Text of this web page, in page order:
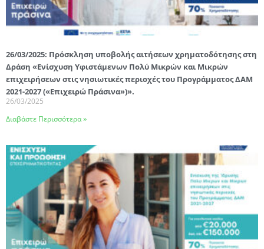
26/03/2025: Πρόσκληση υποβολής αιτήσεων χρηματοδότησης στη
Δράση «Ενίσχυση Υφιστάμενων Πολύ Μικρών και Μικρών
επιχειρήσεων στις νησιωτικές περιοχές του Προγράμματος ΔΑΜ
2021-2027 («Επιχειρώ Πράσινα»)».
26/03/2025
Διαβάστε Περισσότερα »